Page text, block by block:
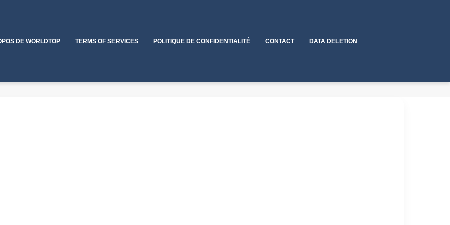
DE WORLDTOP TERMS OF SERVICES POLITIQUE DE CONFIDENTIALITÉ CONTACT DATA DELETION